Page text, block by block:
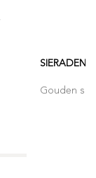
SIERADEN
Gouden